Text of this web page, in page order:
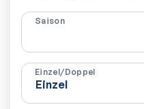
Saison
Einzel/Doppel